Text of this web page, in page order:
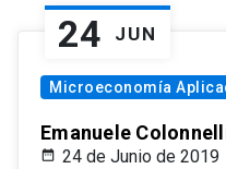
24 JUN
Microeconomía
Emanuele
24 de Junio de 2019